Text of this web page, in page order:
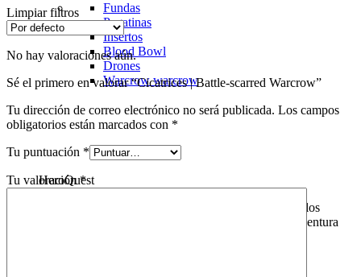
Fundas
Pegatinas
Insertos
Blood Bowl
Drones
Warcrowwarcrow
HeroQuest
HeroQuest es un juego de mesa icónico que invita a los
jugadores a sumergirse en un mundo de fantasía y aventura
Limpiar filtros
No hay valoraciones aún.
Sé el primero en valorar “Cicatrices | Battle-scarred Warcrow”
Tu dirección de correo electrónico no será publicada. Los campos
obligatorios están marcados con *
Tu puntuación *
Tu valoración*